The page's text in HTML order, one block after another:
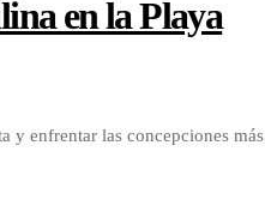
en la Playa
y enfrentar las concepciones más